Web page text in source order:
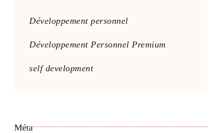
Développement personnel
Développement Personnel Premium
self development
Méta